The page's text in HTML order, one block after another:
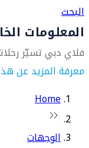
البحث
المعلومات
فلاي دبي تسيّر
معرفة المزيد عن
Home
الوجهات